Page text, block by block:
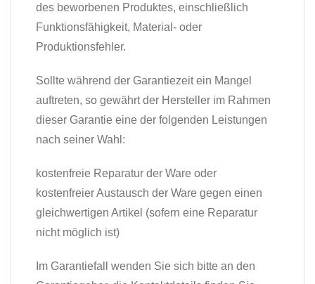
des beworbenen Produktes, einschließlich
Funktionsfähigkeit, Material- oder
Produktionsfehler.
Sollte während der Garantiezeit ein Mangel
auftreten, so gewährt der Hersteller im Rahmen
dieser Garantie eine der folgenden Leistungen
nach seiner Wahl:
kostenfreie Reparatur der Ware oder
kostenfreier Austausch der Ware gegen einen
gleichwertigen Artikel (sofern eine Reparatur
nicht möglich ist)
Im Garantiefall wenden Sie sich bitte an den